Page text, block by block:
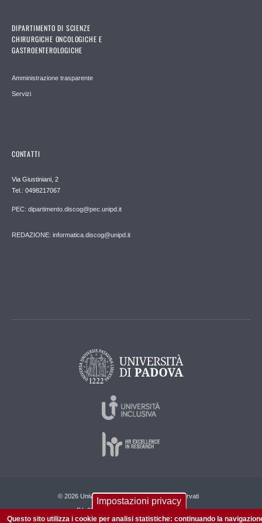
DIPARTIMENTO DI SCIENZE
CHIRURGICHE ONCOLOGICHE E
GASTROENTEROLOGICHE
Amministrazione trasparente
Servizi
CONTATTI
Via Giustiniani, 2
Tel.: 0498217067
PEC: dipartimento.discog@pec.unipd.it
REDAZIONE: informatica.discog@unipd.it
© 2026 Università di Padova - Tutti i diritti riservati
P.I. 00742430283 C.F. 80006480281
Impostazioni privacy
Questo sito utilizza i cookie per analisi statistiche: continuando la